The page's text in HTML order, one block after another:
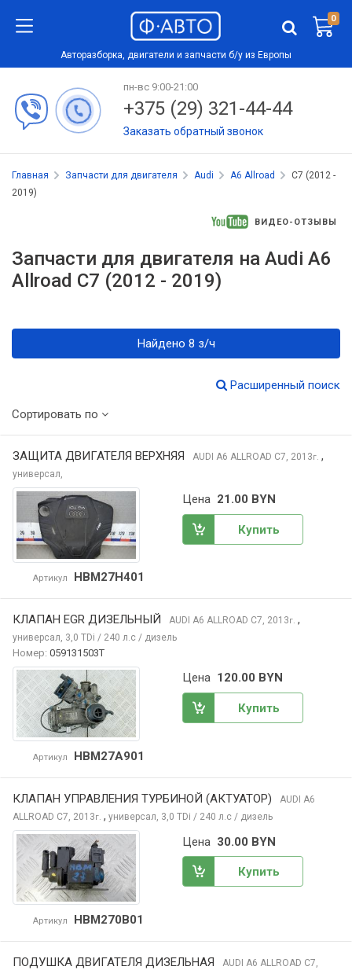
0
Авторазборка, двигатели и запчасти б/у из Европы
пн-вс 9:00-21:00
+375 (29) 321-44-44
Заказать обратный звонок
Главная Запчасти для двигателя Audi A6 Allroad
C7 (2012 -
2019)
ВИДЕО-ОТЗЫВЫ
Запчасти для двигателя на Audi A6
Allroad C7 (2012 - 2019)
Найдено 8 з/ч
Расширенный поиск
Сортировать по
ЗАЩИТА ДВИГАТЕЛЯ ВЕРХНЯЯ AUDI A6 ALLROAD C7, 2013г. ,
универсал,
Артикул HBM27H401
Цена 21.00 BYN
Купить
КЛАПАН EGR ДИЗЕЛЬНЫЙ AUDI A6 ALLROAD C7, 2013г. ,
универсал, 3,0 TDi / 240 л.с / дизель
Номер: 059131503T
Артикул HBM27A901
Цена 120.00 BYN
Купить
КЛАПАН УПРАВЛЕНИЯ ТУРБИНОЙ (АКТУАТОР)
AUDI A6
ALLROAD C7, 2013г. , универсал, 3,0 TDi / 240 л.с / дизель
Артикул HBM270B01
Цена 30.00 BYN
Купить
ПОДУШКА ДВИГАТЕЛЯ ДИЗЕЛЬНАЯ AUDI A6 ALLROAD C7,